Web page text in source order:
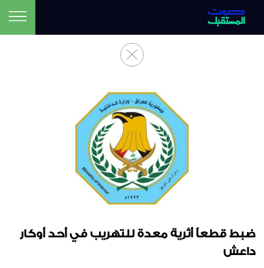
ضبط قطعاً أثرية معدة للتهريب في أحد أوكار
داعش